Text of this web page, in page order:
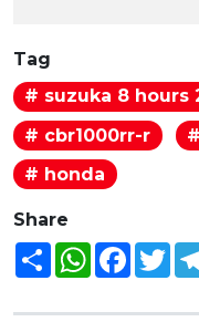
Tag
# suzuka 8 hours
# cbr1000rr-r
# honda
Share
Share WhatsApp